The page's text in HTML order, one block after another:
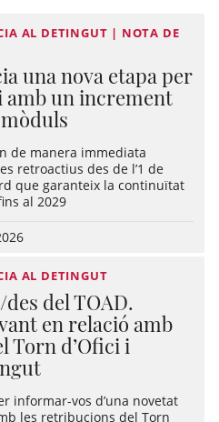
AL DETINGUT | NOTA DE
una nova etapa per
un increment
mòduls
de manera immediata
retroactius des de l’1 de
que garanteix la continuïtat
al 2029
AL DETINGUT
del TOAD.
en relació amb
Torn d’Ofici i
informar-vos d’una novetat
les retribucions del Torn